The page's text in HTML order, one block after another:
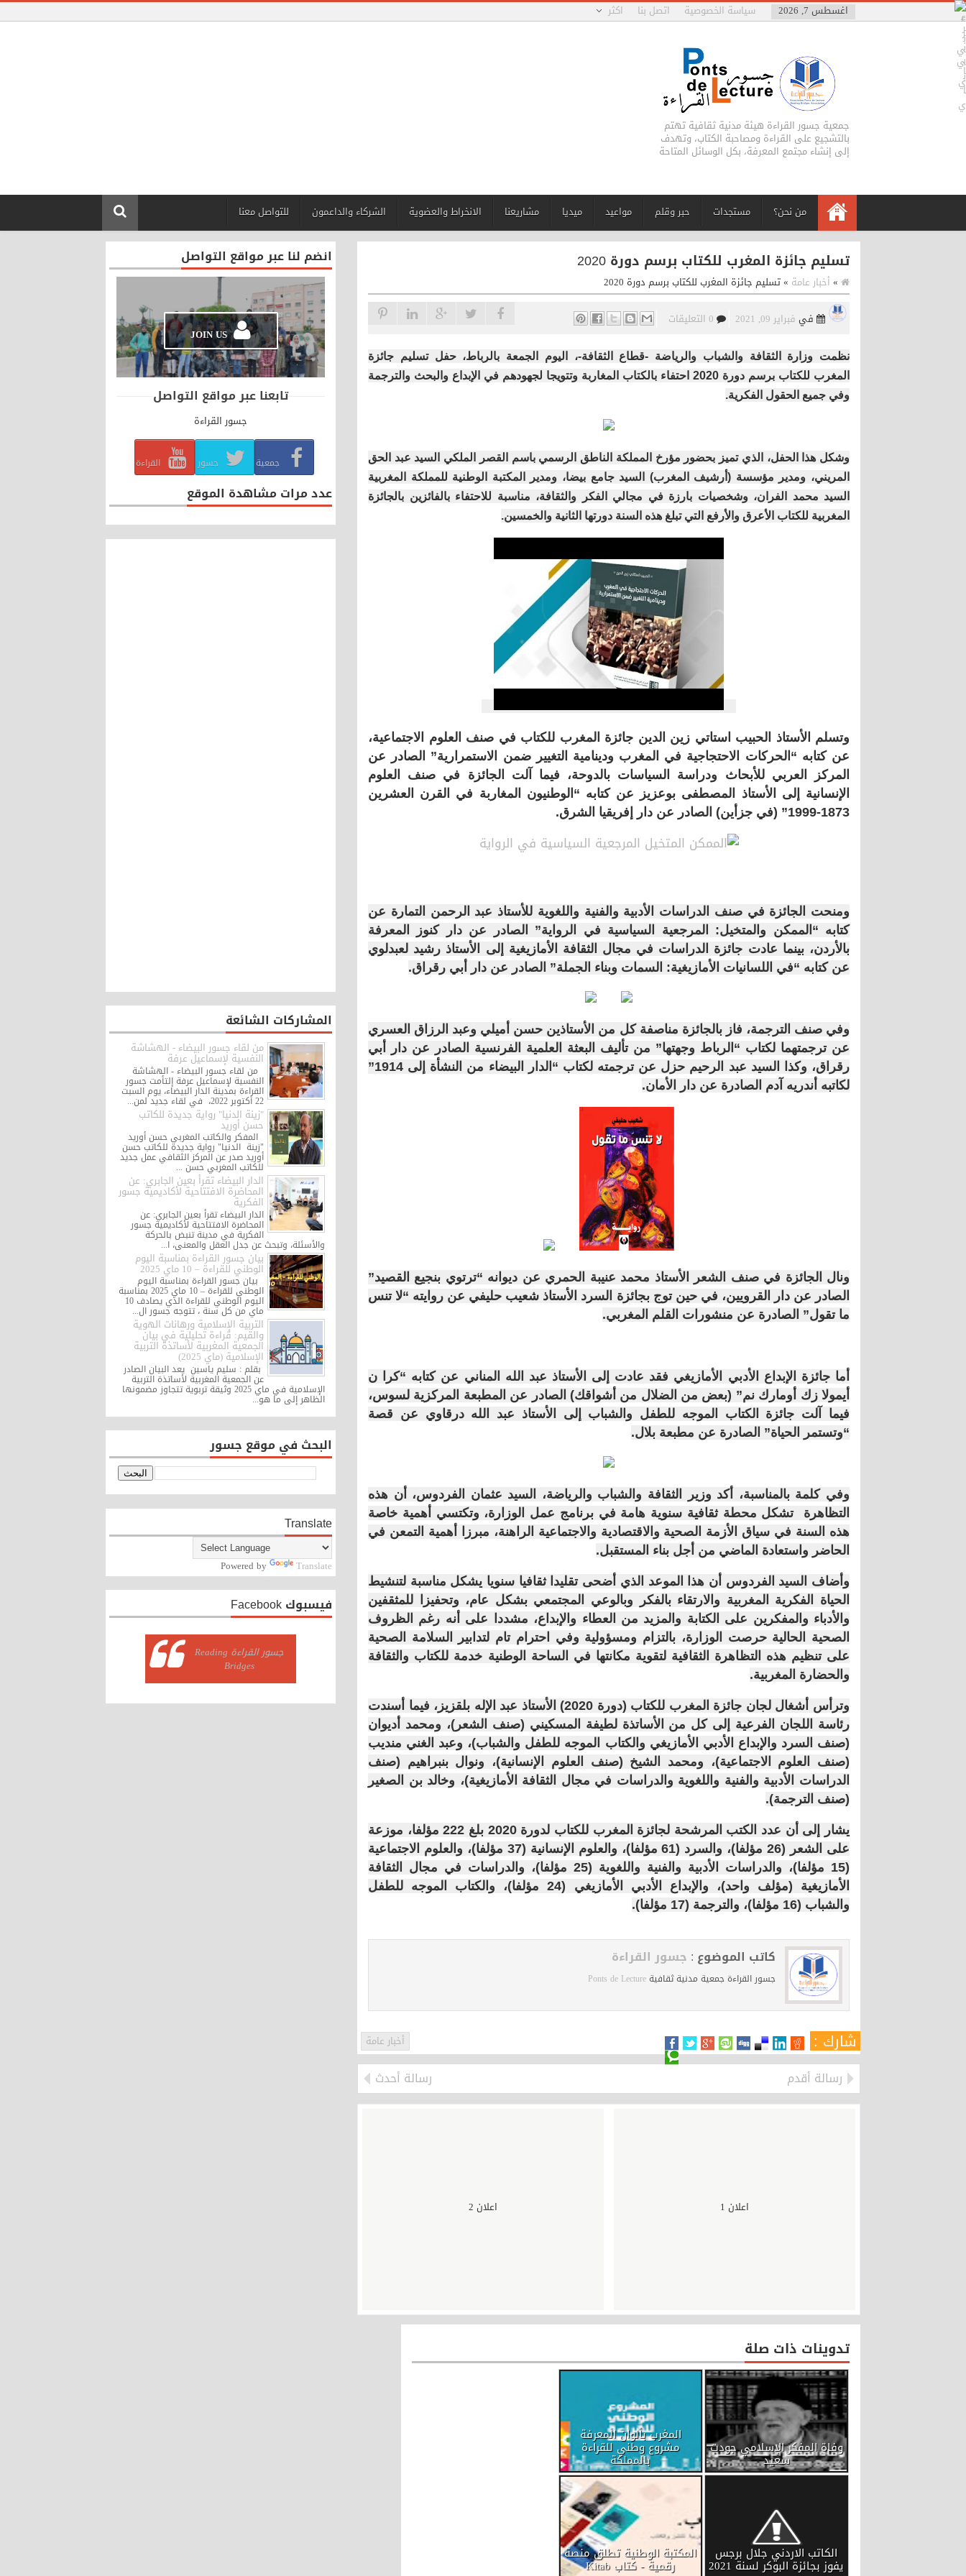
اغسطس 7, 2026 سياسة الخصوصية اتصل بنا اكثر
جمعية جسور القراءة هيئة مدنية ثقافية تهتم
بالتشجيع على القراءة ومصاحبة الكتاب، وتهدف
إلى إنشاء مجتمع المعرفة، بكل الوسائل المتاحة
من نحن؟ مستجدات حبر وقلم مواعيد ميديا مشاريعنا الانخراط والعضوية الشركاء والداعمون للتواصل معنا
تسليم جائزة المغرب للكتاب برسم دورة 2020
» أخبار عامة »تسليم جائزة المغرب للكتاب برسم دورة 2020
في فبراير 09, 2021 0 التعليقات
أخبار عامة
نظمت وزارة الثقافة والشباب والرياضة -قطاع الثقافة-، اليوم الجمعة بالرباط، حفل تسليم جائزة
المغرب للكتاب برسم دورة 2020 احتفاء بالكتاب المغاربة وتتويجا لجهودهم في الإبداع والبحث والترجمة
وفي جميع الحقول الفكرية.
وشكل هذا الحفل، الذي تميز بحضور مؤرخ المملكة الناطق الرسمي باسم القصر الملكي السيد عبد الحق
المريني، ومدير مؤسسة (أرشيف المغرب) السيد جامع بيضا، ومدير المكتبة الوطنية للمملكة المغربية
السيد محمد الفران، وشخصيات بارزة في مجالي الفكر والثقافة، مناسبة للاحتفاء بالفائزين بالجائزة
المغربية للكتاب الأعرق والأرفع التي تبلغ هذه السنة دورتها الثانية والخمسين.
وتسلم الأستاذ الحبيب استاتي زين الدين جائزة المغرب للكتاب في صنف العلوم الاجتماعية،
عن كتابه “الحركات الاحتجاجية في المغرب ودينامية التغيير ضمن الاستمرارية” الصادر عن
المركز العربي للأبحاث ودراسة السياسات بالدوحة، فيما آلت الجائزة في صنف العلوم
الإنسانية إلى الأستاذ المصطفى بوعزيز عن كتابه “الوطنيون المغاربة في القرن العشرين
1873-1999” (في جزأين) الصادر عن دار إفريقيا الشرق.
ومنحت الجائزة في صنف الدراسات الأدبية والفنية واللغوية للأستاذ عبد الرحمن التمارة عن
كتابه “الممكن والمتخيل: المرجعية السياسية في الرواية” الصادر عن دار كنوز المعرفة
بالأردن، بينما عادت جائزة الدراسات في مجال الثقافة الأمازيغية إلى الأستاذ رشيد لعبدلوي
عن كتابه “في اللسانيات الأمازيغية: السمات وبناء الجملة” الصادر عن دار أبي رقراق.
وفي صنف الترجمة، فاز بالجائزة مناصفة كل من الأستاذين حسن أميلي وعبد الرزاق العسري
عن ترجمتهما لكتاب “الرباط وجهتها” من تأليف البعثة العلمية الفرنسية الصادر عن دار أبي
رقراق، وكذا السيد عبد الرحيم حزل عن ترجمته لكتاب “الدار البيضاء من النشأة إلى 1914”
لكاتبه أندريه آدم الصادرة عن دار الأمان.
ونال الجائزة في صنف الشعر الأستاذ محمد عنيبة الحمري عن ديوانه “ترتوي بنجيع القصيد”
الصادر عن دار القرويين، في حين توج بجائزة السرد الأستاذ شعيب حليفي عن روايته “لا تنس
ما تقول” الصادرة عن منشورات القلم المغربي.
أما جائزة الإبداع الأدبي الأمازيغي فقد عادت إلى الأستاذ عبد الله المناني عن كتابه “كرا ن
أيمولا زك أومارك نم” (بعض من الضلال من أشواقك) الصادر عن المطبعة المركزية لسوس،
فيما آلت جائزة الكتاب الموجه للطفل والشباب إلى الأستاذ عبد الله درقاوي عن قصة
“وتستمر الحياة” الصادرة عن مطبعة بلال.
وفي كلمة بالمناسبة، أكد وزير الثقافة والشباب والرياضة، السيد عثمان الفردوس، أن هذه
التظاهرة تشكل محطة ثقافية سنوية هامة في برنامج عمل الوزارة، وتكتسي أهمية خاصة
هذه السنة في سياق الأزمة الصحية والاقتصادية والاجتماعية الراهنة، مبرزا أهمية التمعن في
الحاضر واستعادة الماضي من أجل بناء المستقبل.
وأضاف السيد الفردوس أن هذا الموعد الذي أضحى تقليدا ثقافيا سنويا يشكل مناسبة لتنشيط
الحياة الفكرية المغربية والارتقاء بالفكر وبالوعي المجتمعي بشكل عام، وتحفيزا للمثقفين
والأدباء والمفكرين على الكتابة والمزيد من العطاء والإبداع، مشددا على أنه رغم الظروف
الصحية الحالية حرصت الوزارة، بالتزام ومسؤولية وفي احترام تام لتدابير السلامة الصحية
على تنظيم هذه التظاهرة الثقافية لتقوية مكانتها في الساحة الوطنية خدمة للكتاب والثقافة
والحضارة المغربية.
وترأس أشغال لجان جائزة المغرب للكتاب (دورة 2020) الأستاذ عبد الإله بلقزيز، فيما أسندت
رئاسة اللجان الفرعية إلى كل من الأساتذة لطيفة المسكيني (صنف الشعر)، ومحمد أديوان
(صنف السرد والإبداع الأدبي الأمازيغي والكتاب الموجه للطفل والشباب)، وعبد الغني منديب
(صنف العلوم الاجتماعية)، ومحمد الشيخ (صنف العلوم الإنسانية)، ونوال بنبراهيم (صنف
الدراسات الأدبية والفنية واللغوية والدراسات في مجال الثقافة الأمازيغية)، وخالد بن الصغير
(صنف الترجمة).
يشار إلى أن عدد الكتب المرشحة لجائزة المغرب للكتاب لدورة 2020 بلغ 222 مؤلفا، موزعة
على الشعر (26 مؤلفا)، والسرد (61 مؤلفا)، والعلوم الإنسانية (37 مؤلفا)، والعلوم الاجتماعية
(15 مؤلفا)، والدراسات الأدبية والفنية واللغوية (25 مؤلفا)، والدراسات في مجال الثقافة
الأمازيغية (مؤلف واحد)، والإبداع الأدبي الأمازيغي (24 مؤلفا)، والكتاب الموجه للطفل
والشباب (16 مؤلفا)، والترجمة (17 مؤلفا).
كاتب الموضوع : جسور القراءة
جسور القراءة جمعية مدنية ثقافيةPonts de Lecture
شارك :
رسالة أحدث رسالة أقدم
اعلان 1 اعلان 2
تدوينات ذات صلة
وفاة المفكر الإسلامي جودت
سعيد
المغرب بألوان المعرفة
مشروع وطني للقراءة
بالمملكة
الكاتب الاردني جلال برجس
يفوز بجائزة البوكر لسنة 2021
المكتبة الوطنية تطلق منصة
رقمية - كتاب Kitab
انضم لنا عبر مواقع التواصل
JOIN US
تابعنا عبر مواقع التواصل
جسور القراءة
جمعية جسور القراءة
عدد مرات مشاهدة الموقع
المشاركات الشائعة
من لقاء جسور البيضاء - الهشاشة
النفسية لإسماعيل عرفة
من لقاء جسور البيضاء - الهشاشة
النفسية لإسماعيل عرفة إلتأمت جسور
القراءة بمدينة الدار البيضاء، يوم السبت
22 أكتوبر 2022، في لقاء جديد لمن...
"زينة الدنيا" رواية جديدة للكاتب
حسن أوريد
المفكر والكاتب المغربي حسن أوريد
"زينة الدنيا" رواية جديدة للكاتب حسن
أوريد صدر عن المركز الثقافي عمل جديد
للكاتب المغربي حسن ...
الدار البيضاء تقرأ بعين الجابري: عن
المحاضرة الافتتاحية لأكاديمية جسور
الفكرية
الدار البيضاء تقرأ بعين الجابري: عن
المحاضرة الافتتاحية لأكاديمية جسور
الفكرية في مدينة تنبض بالحركة
والأسئلة، وتبحث عن جدل العقل والمعنى، ا...
بيان جسور القراءة بمناسبة اليوم
الوطني للقراءة – 10 ماي 2025
بيان جسور القراءة بمناسبة اليوم
الوطني للقراءة – 10 ماي 2025 بمناسبة
اليوم الوطني للقراءة الذي يصادف 10
ماي من كل سنة ، تتوجه جسور ال...
التربية الإسلامية ورهانات الهوية
والقيم: قراءة تحليلية في بيان
الجمعية المغربية لأساتذة التربية
الإسلامية (ماي 2025)
بقلم : سليم ياسين يعد البيان الصادر
عن الجمعية المغربية لأساتذة التربية
الإسلامية في ماي 2025 وثيقة تربوية تتجاوز مضمونها
الظاهر إلى ما هو...
البحث في موقع جسور
Translate
Powered by Translate
فيسبوك Facebook
‏جسور القراءة Reading
Bridges‏